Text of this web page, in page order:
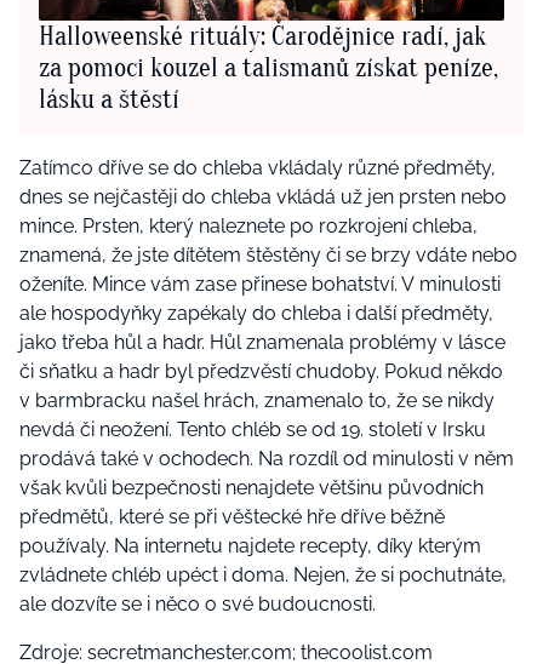
Halloweenské rituály: Čarodějnice radí, jak
za pomoci kouzel a talismanů získat peníze,
lásku a štěstí
Zatímco dříve se do chleba vkládaly různé předměty,
dnes se nejčastěji do chleba vkládá už jen prsten nebo
mince. Prsten, který naleznete po rozkrojení chleba,
znamená, že jste dítětem štěstěny či se brzy vdáte nebo
oženíte. Mince vám zase přinese bohatství. V minulosti
ale hospodyňky zapékaly do chleba i další předměty,
jako třeba hůl a hadr. Hůl znamenala problémy v lásce
či sňatku a hadr byl předzvěstí chudoby. Pokud někdo
v barmbracku našel hrách, znamenalo to, že se nikdy
nevdá či neožení. Tento chléb se od 19. století v Irsku
prodává také v ochodech. Na rozdíl od minulosti v něm
však kvůli bezpečnosti nenajdete většinu původních
předmětů, které se při věštecké hře dříve běžně
používaly. Na internetu najdete recepty, díky kterým
zvládnete chléb upéct i doma. Nejen, že si pochutnáte,
ale dozvíte se i něco o své budoucnosti.
Zdroje: secretmanchester.com; thecoolist.com